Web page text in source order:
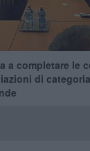
a completare le
di